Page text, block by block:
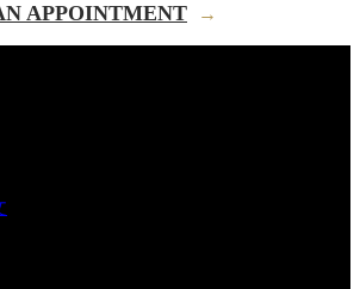
APPOINTMENT →